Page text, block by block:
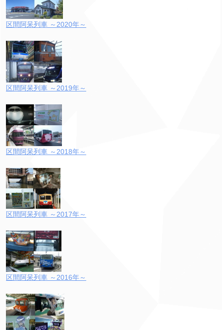
区間阿呆列車 ～2020年～
区間阿呆列車 ～2019年～
区間阿呆列車 ～2018年～
区間阿呆列車 ～2017年～
区間阿呆列車 ～2016年～